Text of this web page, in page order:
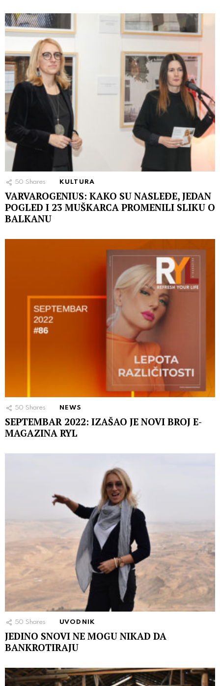
50 Shares KULTURA
VARVAROGENIUS: KAKO SU NASLEÐE, JEDAN
POGLED I 23 MUŠKARCA PROMENILI SLIKU O
BALKANU
50 Shares NEWS
SEPTEMBAR 2022: IZAŠAO JE NOVI BROJ E-
MAGAZINA RYL
50 Shares UVODNIK
JEDINO SNOVI NE MOGU NIKAD DA
BANKROTIRAJU